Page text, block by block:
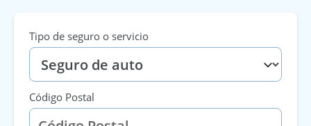
Tipo de seguro o servicio
Código Postal